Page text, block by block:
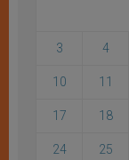
3 4
10 11
17 18
24 25